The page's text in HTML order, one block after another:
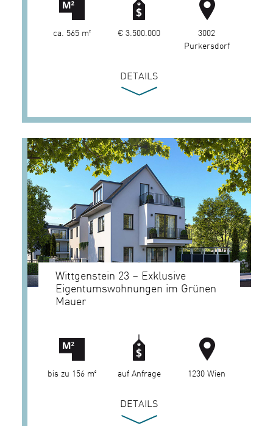
ca. 565 m² € 3.500.000
3002
Purkersdorf
DETAILS
Wittgenstein 23 – Exklusive
Eigentumswohnungen im Grünen
Mauer
bis zu 156 m² auf Anfrage 1230 Wien
DETAILS